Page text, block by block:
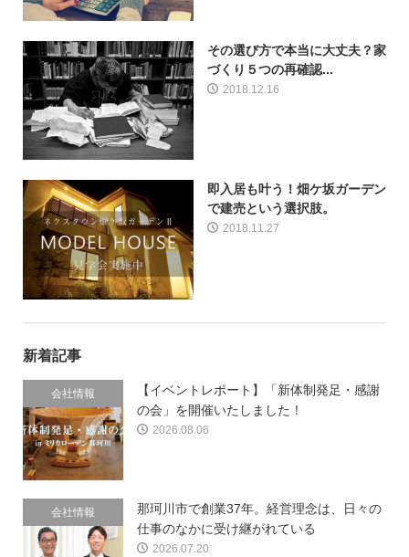
その選び方で本当に大丈夫？家
づくり５つの再確認...
2018.12.16
即入居も叶う！畑ケ坂ガーデン
で建売という選択肢。
2018.11.27
新着記事
会社情報
【イベントレポート】「新体制発足・感謝
の会」を開催いたしました！
2026.08.06
会社情報
那珂川市で創業37年。経営理念は、日々の
仕事のなかに受け継がれている
2026.07.20